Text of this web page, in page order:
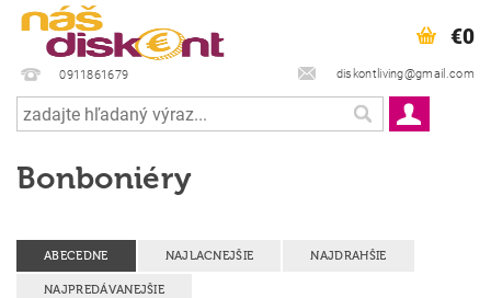
0911861679 diskontliving@gmail.com
€0
Bonboniéry
ABECEDNE NAJLACNEJŠIE NAJDRAHŠIE
NAJPREDÁVANEJŠIE